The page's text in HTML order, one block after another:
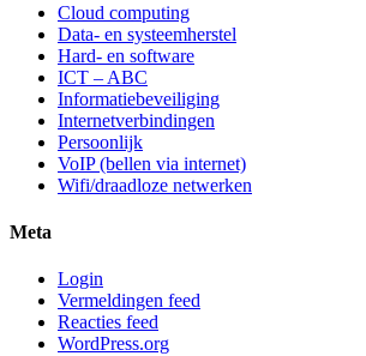
Cloud computing
Data- en systeemherstel
Hard- en software
ICT – ABC
Informatiebeveiliging
Internetverbindingen
Persoonlijk
VoIP (bellen via internet)
Wifi/draadloze netwerken
Meta
Login
Vermeldingen feed
Reacties feed
WordPress.org